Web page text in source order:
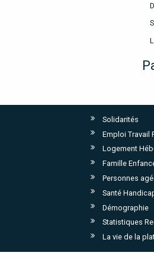
Solidarités
Emploi Travail
Logement
Famille
Personnes
Santé
Démographie
Statistiques
La vie de la